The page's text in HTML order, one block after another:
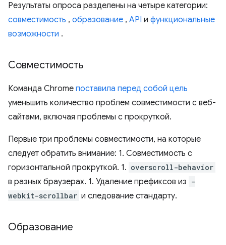
Результаты опроса разделены на четыре категории:
совместимость , образование , API и функциональные
возможности .
Совместимость
Команда Chrome поставила перед собой цель
уменьшить количество проблем совместимости с веб-
сайтами, включая проблемы с прокруткой.
Первые три проблемы совместимости, на которые
следует обратить внимание: 1. Совместимость с
горизонтальной прокруткой. 1. overscroll-behavior
в разных браузерах. 1. Удаление префиксов из -
webkit-scrollbar и следование стандарту.
Образование